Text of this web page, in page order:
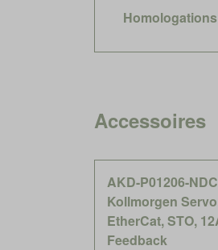
Accessoires
AKD-P01206-
Kollmorgen
EtherCat, STO,
Feedback